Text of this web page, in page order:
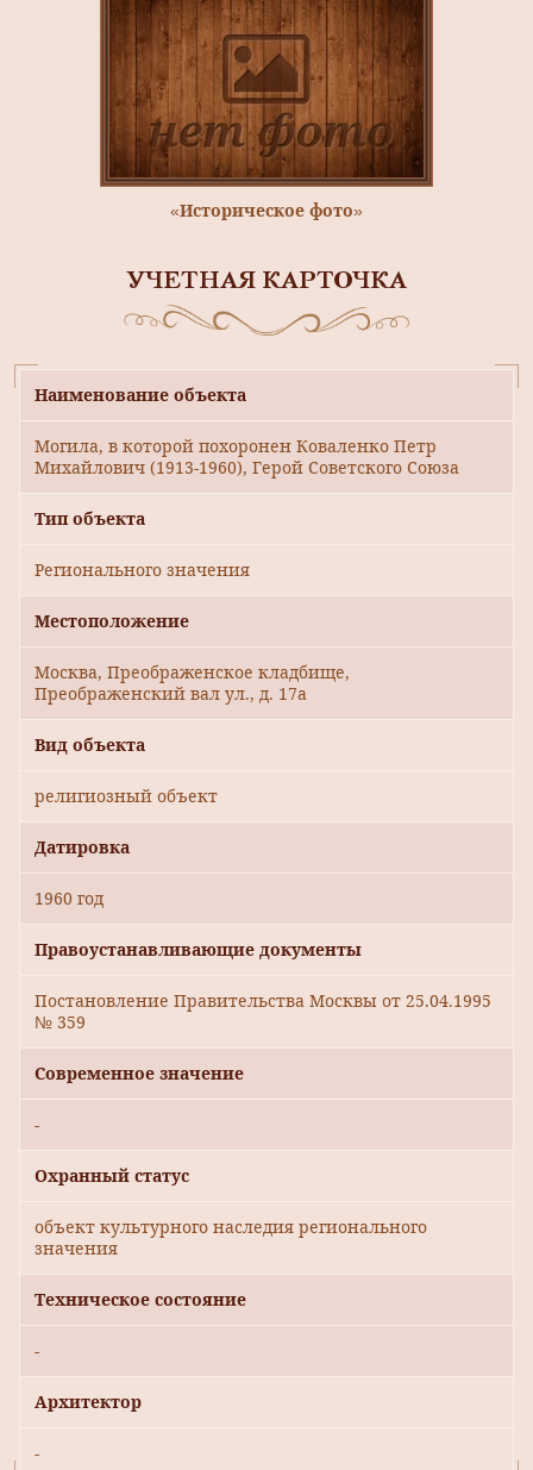
«Историческое фото»
УЧЕТНАЯ КАРТОЧКА
Наименование объекта
Могила, в которой похоронен Коваленко Петр
Михайлович (1913-1960), Герой Советского Союза
Тип объекта
Регионального значения
Местоположение
Москва, Преображенское кладбище,
Преображенский вал ул., д. 17а
Вид объекта
религиозный объект
Датировка
1960 год
Правоустанавливающие документы
Постановление Правительства Москвы от 25.04.1995
№ 359
Современное значение
-
Охранный статус
объект культурного наследия регионального
значения
Техническое состояние
-
Архитектор
-